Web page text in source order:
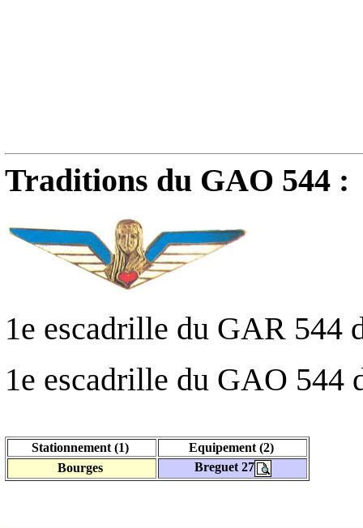
Traditions du GAO 544 :
1e escadrille du GAR 544
1e escadrille du GAO 544
Stationnement (1)
Equipement (2)
Bourges
Breguet 27